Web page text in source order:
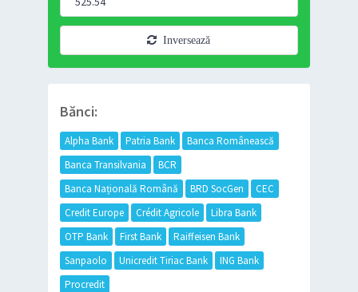
Inversează
Bănci:
Alpha Bank Patria Bank
Banca Românească
Banca Transilvania
BCR
Banca Națională Română
BRD SocGen
CEC
Credit Europe
Crédit Agricole
Libra Bank
OTP Bank
First Bank
Raiffeisen Bank
Sanpaolo
Unicredit Tiriac Bank
ING Bank
Procredit